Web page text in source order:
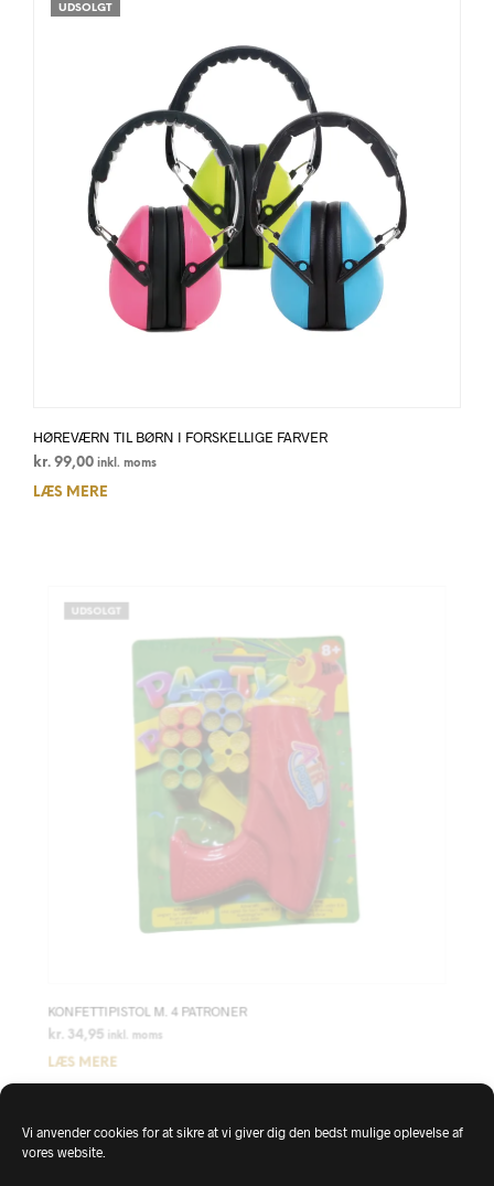
Vi anvender cookies for at sikre at vi giver dig den bedst mulige oplevelse af
vores website.
UDSOLGT
HØREVÆRN TIL BØRN I FORSKELLIGE FARVER
kr. 99,00 inkl. moms
LÆS MERE